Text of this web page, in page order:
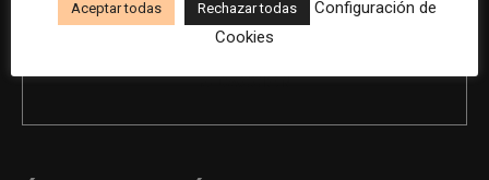
REDACCIÓN
Aceptar todas Rechazar todas
Configuración de
Cookies